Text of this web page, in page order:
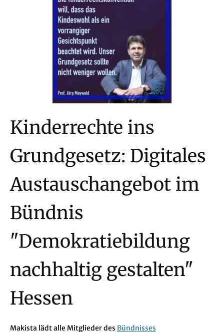
Kinderrechte ins
Grundgesetz: Digitales
Austauschangebot im
Bündnis
"Demokratiebildung
nachhaltig gestalten"
Hessen
Makista lädt alle Mitglieder des Bündnisses